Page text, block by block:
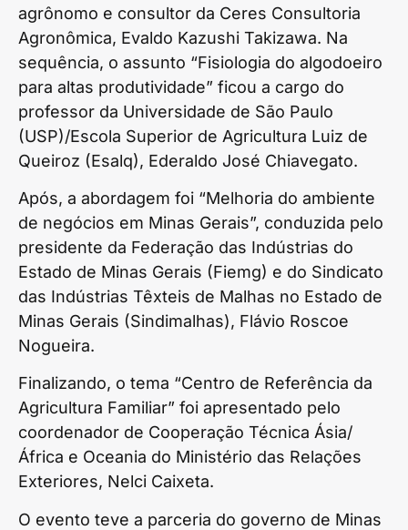
agrônomo e consultor da Ceres Consultoria
Agronômica, Evaldo Kazushi Takizawa. Na
sequência, o assunto “Fisiologia do algodoeiro
para altas produtividade” ficou a cargo do
professor da Universidade de São Paulo
(USP)/Escola Superior de Agricultura Luiz de
Queiroz (Esalq), Ederaldo José Chiavegato.
Após, a abordagem foi “Melhoria do ambiente
de negócios em Minas Gerais”, conduzida pelo
presidente da Federação das Indústrias do
Estado de Minas Gerais (Fiemg) e do Sindicato
das Indústrias Têxteis de Malhas no Estado de
Minas Gerais (Sindimalhas), Flávio Roscoe
Nogueira.
Finalizando, o tema “Centro de Referência da
Agricultura Familiar” foi apresentado pelo
coordenador de Cooperação Técnica Ásia/
África e Oceania do Ministério das Relações
Exteriores, Nelci Caixeta.
O evento teve a parceria do governo de Minas